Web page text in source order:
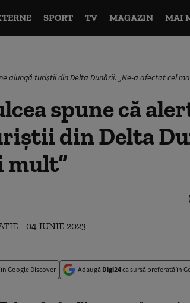
SPORT TV MAGAZIN MAI
alungă turiştii din Delta Dunării. „Ne-a afectat cel
spune că
din Delta
mult”
în Google Discover Adaugă Digi24ca sursă preferată în